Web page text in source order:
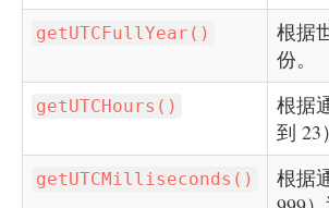
getUTCFullYear()
根据
份。
getUTCHours()
根据
到 23
getUTCMilliseconds()
根据